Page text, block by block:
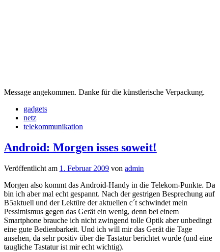
Message angekommen. Danke für die künstlerische Verpackung.
gadgets
netz
telekommunikation
Android: Morgen isses soweit!
Veröffentlicht am 1. Februar 2009 von admin
Morgen also kommt das Android-Handy in die Telekom-Punkte. Da
bin ich aber mal echt gespannt. Nach der gestrigen Besprechung auf
B5aktuell und der Lektüre der aktuellen c´t schwindet mein
Pessimismus gegen das Gerät ein wenig, denn bei einem
Smartphone brauche ich nicht zwingend tolle Optik aber unbedingt
eine gute Bedienbarkeit. Und ich will mir das Gerät die Tage
ansehen, da sehr positiv über die Tastatur berichtet wurde (und eine
taugliche Tastatur ist mir echt wichtig).